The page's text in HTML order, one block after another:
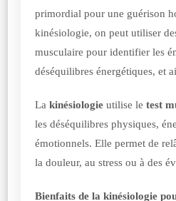
primordial pour une guérison
kinésiologie, on peut utiliser
musculaire pour identifier les
déséquilibres énergétiques, et
La kinésiologie utilise le test
les déséquilibres physiques,
émotionnels. Elle permet de
la douleur, au stress ou à des
Bienfaits de la kinésiologie